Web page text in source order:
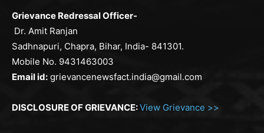
Grievance Redressal Officer-
Dr. Amit Ranjan
Sadhnapuri, Chapra, Bihar, India- 841301.
Mobile No. 9431463003
Email id: grievancenewsfact.india@gmail.com
DISCLOSURE OF GRIEVANCE:View Grievance >>